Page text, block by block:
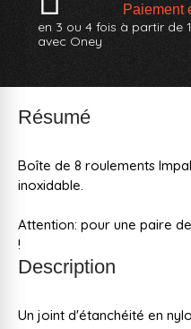
Paiement
en 3 ou 4 fois à partir de
avec Oney
Résumé
Boîte de 8 roulements
inoxidable.
Attention: pour une paire
!
Description
Un joint d'étanchéité en